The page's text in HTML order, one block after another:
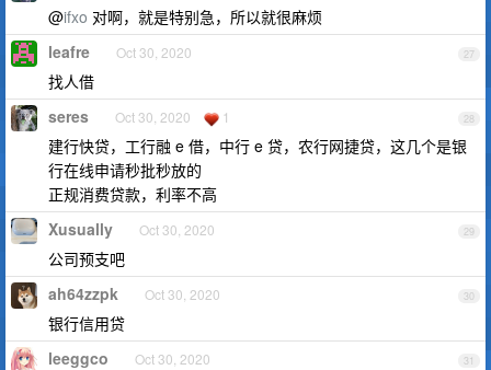
@ifxo 对啊，就是特别急，所以就很麻烦
27
leafre Oct 30, 2020
找人借
28
seres Oct 30, 2020 1
建行快贷，工行融 e 借，中行 e 贷，农行网捷贷，这几个是银
行在线申请秒批秒放的
正规消费贷款，利率不高
29
Xusually Oct 30, 2020
公司预支吧
30
ah64zzpk Oct 30, 2020
银行信用贷
31
leeggco Oct 30, 2020